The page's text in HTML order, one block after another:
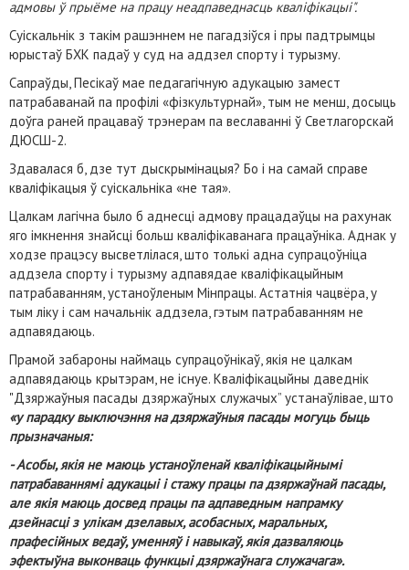
адмовы ў прыёме на працу неадпаведнасць кваліфікацыі".
Суіскальнік з такім рашэннем не пагадзіўся і пры падтрымцы
юрыстаў БХК падаў у суд на аддзел спорту і турызму.
Сапраўды, Песікаў мае педагагічную адукацыю замест
патрабаванай па профілі «фізкультурнай», тым не менш, досыць
доўга раней працаваў трэнерам па веславанні ў Светлагорскай
ДЮСШ-2.
Здавалася б, дзе тут дыскрымінацыя? Бо і на самай справе
кваліфікацыя ў суіскальніка «не тая».
Цалкам лагічна было б аднесці адмову працадаўцы на рахунак
яго імкнення знайсці больш кваліфікаванага працаўніка. Аднак у
ходзе працэсу высветлілася, што толькі адна супрацоўніца
аддзела спорту і турызму адпавядае кваліфікацыйным
патрабаванням, устаноўленым Мінпрацы. Астатнія чацвёра, у
тым ліку і сам начальнік аддзела, гэтым патрабаванням не
адпавядаюць.
Прамой забароны наймаць супрацоўнікаў, якія не цалкам
адпавядаюць крытэрам, не існуе. Кваліфікацыйны даведнік
"Дзяржаўныя пасады дзяржаўных служачых” устанаўлівае, што
«у парадку выключэння на дзяржаўныя пасады могуць быць
прызначаныя:
- Асобы, якія не маюць устаноўленай кваліфікацыйнымі
патрабаваннямі адукацыі і стажу працы па дзяржаўнай пасады,
але якія маюць досвед працы па адпаведным напрамку
дзейнасці з улікам дзелавых, асобасных, маральных,
прафесійных ведаў, уменняў і навыкаў, якія дазваляюць
эфектыўна выконваць функцыі дзяржаўнага служачага».